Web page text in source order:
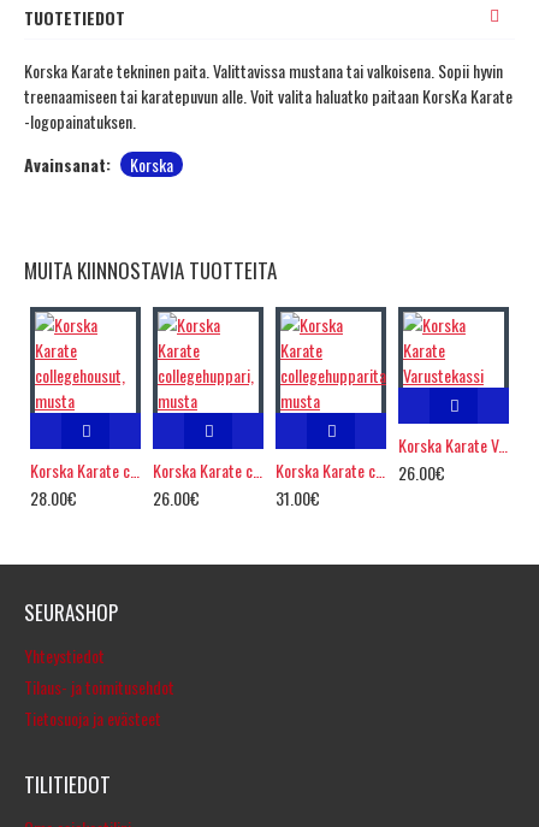
TUOTETIEDOT
Korska Karate tekninen paita. Valittavissa mustana tai valkoisena. Sopii hyvin
treenaamiseen tai karatepuvun alle. Voit valita haluatko paitaan KorsKa Karate
-logopainatuksen.
Avainsanat:
Korska
MUITA KIINNOSTAVIA TUOTTEITA
28.00€
Korska Karate collegehuppari, musta
26.00€
Korska Karate collegehupparitakki, musta
31.00€
Korska Karate Varustekassi
26.00€
SEURASHOP
Yhteystiedot
Tilaus- ja toimitusehdot
Tietosuoja ja evästeet
TILITIEDOT